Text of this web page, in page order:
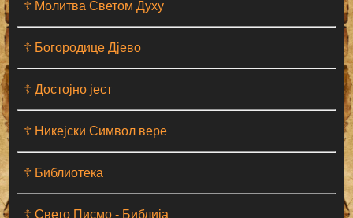
☦ Молитва Светом Духу
☦ Богородице Дјево
☦ Достојно јест
☦ Никејски Символ вере
☦ Библиотека
☦ Свето Писмо - Библија